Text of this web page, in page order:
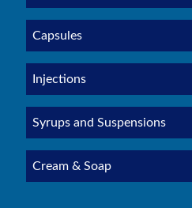
Capsules
Injections
Syrups and Suspensions
Cream & Soap